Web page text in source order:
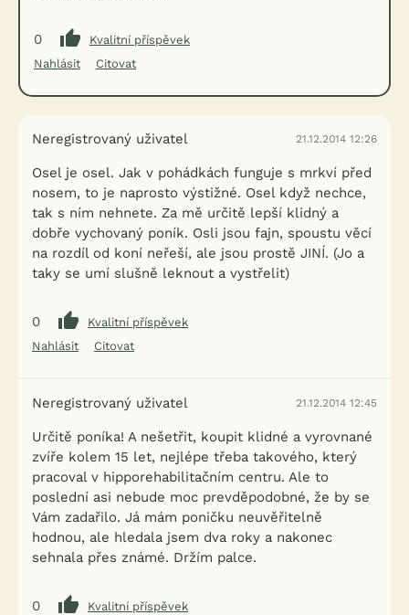
0
Kvalitní příspěvek
Nahlásit
Citovat
Neregistrovaný uživatel 21.12.2014 12:26
Osel je osel. Jak v pohádkách funguje s mrkví před
nosem, to je naprosto výstižné. Osel když nechce,
tak s ním nehnete. Za mě určitě lepší klidný a
dobře vychovaný poník. Osli jsou fajn, spoustu věcí
na rozdíl od koní neřeší, ale jsou prostě JINÍ. (Jo a
taky se umí slušně leknout a vystřelit)
0
Kvalitní příspěvek
Nahlásit
Citovat
Neregistrovaný uživatel 21.12.2014 12:45
Určitě poníka! A nešetřit, koupit klidné a vyrovnané
zvíře kolem 15 let, nejlépe třeba takového, který
pracoval v hipporehabilitačním centru. Ale to
poslední asi nebude moc prevděpodobné, že by se
Vám zadařilo. Já mám poničku neuvěřitelně
hodnou, ale hledala jsem dva roky a nakonec
sehnala přes známé. Držím palce.
0
Kvalitní příspěvek